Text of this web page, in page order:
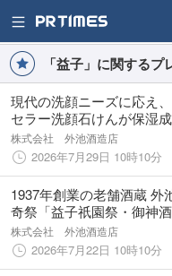
「益子」に関する
現代の洗顔ニーズに応え
セラー洗顔石けんが保湿
スキンケア洗顔”へリニュ
株式会社 外池酒造店
2026年7月29日 10時10分
1937年創業の老舗酒蔵 外
奇祭「益子祇園祭・御神
奉納！あわせて8月限定「
開催
株式会社 外池酒造店
2026年7月22日 10時10分